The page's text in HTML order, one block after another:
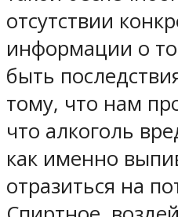
отсутствии
информации о
быть
тому, что нам
что алкоголь
как именно
отразиться на